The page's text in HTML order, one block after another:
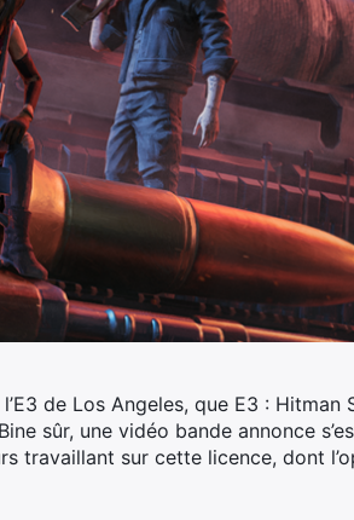
de Los Angeles, que E3 : Hitman
sûr, une vidéo bande annonce
travaillant sur cette licence, dont